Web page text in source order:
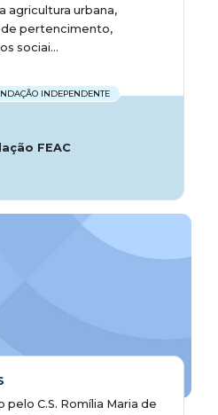
agricultura urbana,
pertencimento,
sociai...
INDEPENDENTE
FEAC
C.S. Romília Maria de